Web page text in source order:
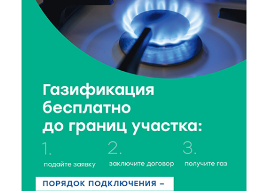
6 Авг 2026 22:02 375
В Твери прошла акция «Светлячок»: как сделать
ребенка видимым для водителей в любую погоду
6 Авг 2026 21:15 314
Водителям региона напоминают о правилах
перевозки детей в машине
6 Авг 2026 21:01 353
Триумф на воде: Тверская область взяла 13 медалей
и командный зачёт первенства России по гребле